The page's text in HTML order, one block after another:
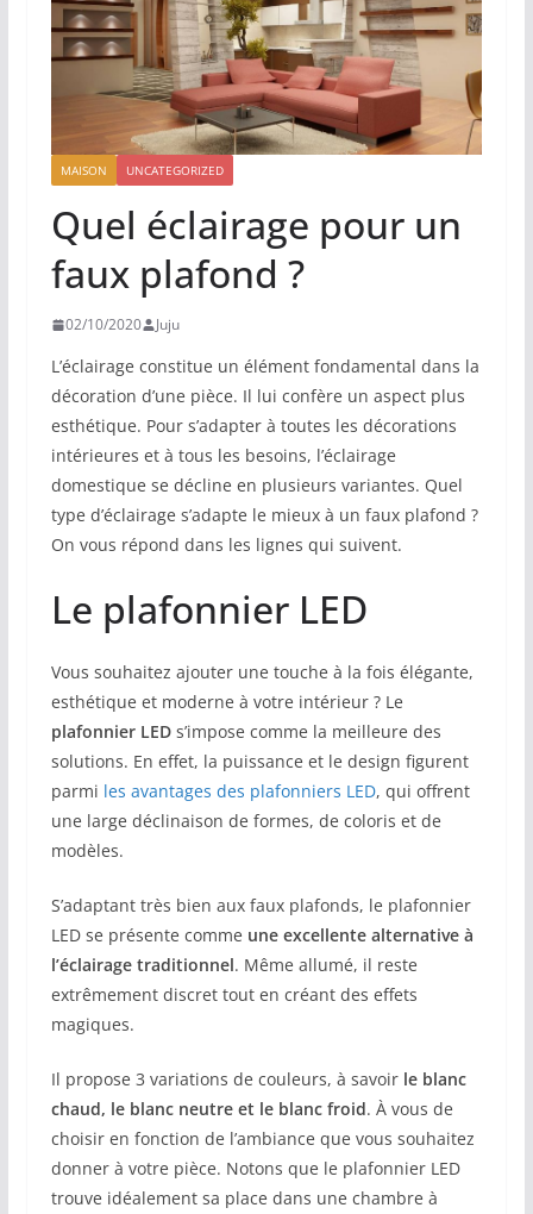
MAISON UNCATEGORIZED
Quel éclairage pour un
faux plafond ?
02/10/2020 Juju
L’éclairage constitue un élément fondamental dans la
décoration d’une pièce. Il lui confère un aspect plus
esthétique. Pour s’adapter à toutes les décorations
intérieures et à tous les besoins, l’éclairage
domestique se décline en plusieurs variantes. Quel
type d’éclairage s’adapte le mieux à un faux plafond ?
On vous répond dans les lignes qui suivent.
Le plafonnier LED
Vous souhaitez ajouter une touche à la fois élégante,
esthétique et moderne à votre intérieur ? Le
plafonnier LEDs’impose comme la meilleure des
solutions. En effet, la puissance et le design figurent
parmi les avantages des plafonniers LED, qui offrent
une large déclinaison de formes, de coloris et de
modèles.
S’adaptant très bien aux faux plafonds, le plafonnier
LED se présente comme une excellente alternative à
l’éclairage traditionnel. Même allumé, il reste
extrêmement discret tout en créant des effets
magiques.
Il propose 3 variations de couleurs, à savoir le blanc
chaud, le blanc neutre et le blanc froid. À vous de
choisir en fonction de l’ambiance que vous souhaitez
donner à votre pièce. Notons que le plafonnier LED
trouve idéalement sa place dans une chambre à